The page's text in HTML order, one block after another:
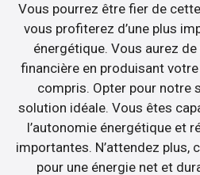
Vous pourrez être fier de
vous profiterez d’une plus
énergétique. Vous aurez
financière en produisant
compris. Opter pour notre
solution idéale. Vous êtes
l’autonomie énergétique et
importantes. N’attendez
pour une énergie net et